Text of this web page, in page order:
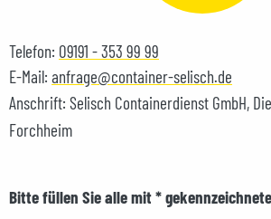
Telefon: 09191 - 353 99 99
E-Mail: anfrage@container-selisch.de
Anschrift: Selisch Containerdienst GmbH,
Forchheim
Bitte füllen Sie alle mit *